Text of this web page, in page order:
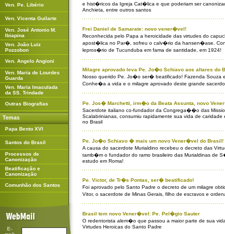
Ven. Pe. Libério
Ven. Vicenta Guilarte
Ven. José Antonio M.
Ibiapina
Ven. João Luiz
Pozzobon
Ven. Angelo Angioni
Ven. Maria de Lourdes
Guarda
Ven. Maria Imaculada
da SS. Trindade
Outras Biografias
Temas
Papa Bento XVI
Santos do Brasil
Processos de
Canonização
Beatificação e
Canonização
Comunhão dos Santos
E-
e hist�ricos da Igreja Cat�lica e que poderiam ser
Anchieta, entre outros santos
Frei Daniel de Samarate: novo vener�vel!
Reconhecida pelo Papa a heroicidade das virtudes do
apost�lica no Par�, sofreu o calv�rio da hansen�ase.
lepros�rio de Tucunduba em fama de santidade, em 1924!
Milagre aprovado leva Pe. Jo�o Schiavo aos altares do
Nosso querido Pe. Jo�o ser� beatificado! Fazenda Souza
Conhe�a a vida e o milagre aprovado deste grande
Pe. Jos� Marchetti, irm�o da Beata Assunta, novo
Sacerdote italiano co-fundador da Congrega��o das
Scalabrinianas, consumiu rapidamente sua vida de
no Brasil
Pe. Jo�o Schiavo � mais um novo Vener�vel do Brasil!
A causa do sacerdote Murialdino recebeu o decreto das
tamb�m o fundador do ramo brasileiro das Murialdinas de
estudo em Roma!
Pe. Victor, de Tr�s Pontas, ser� beatificado!
Foi aprovado pelo Santo Padre o decreto de um milagre
Vitor, o sacerdote de Minas Gerais, filho de escravos e
Brasil tem novo Vener�vel: Pe. Pel�gio Sauter
O redentorista alem�o que passou a maior parte de sua
Virtudes Heroicas do Santo Padre